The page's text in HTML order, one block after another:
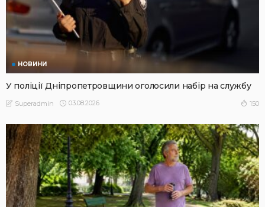
НОВИНИ
У поліції Дніпропетровщини оголосили набір на службу
Superadmin 03.08.2026 150